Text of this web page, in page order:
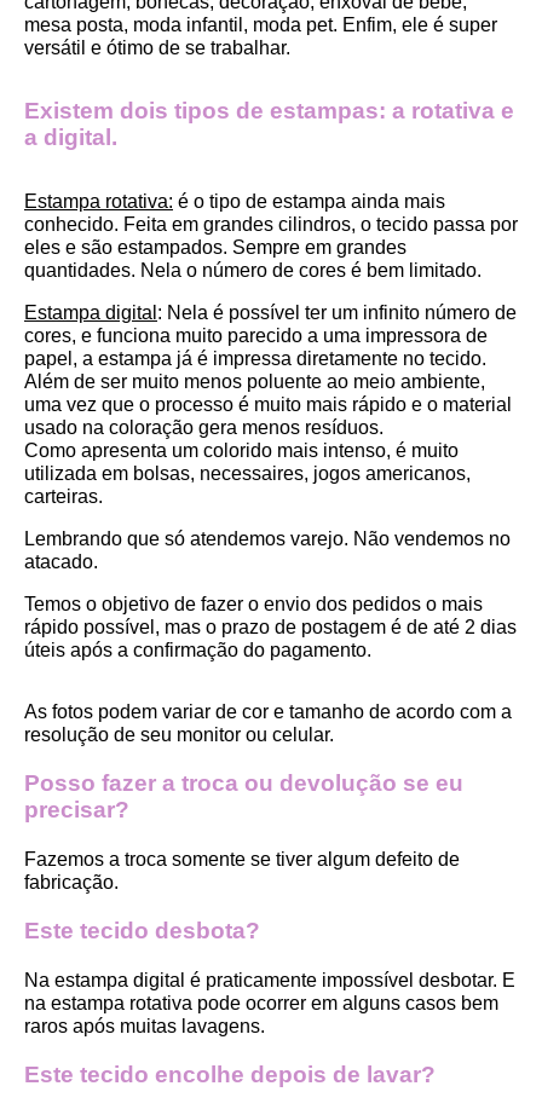
mesa posta, moda infantil, moda pet. Enfim, ele é super
versátil e ótimo de se trabalhar.
Existem dois tipos de estampas: a rotativa e
a digital.
Estampa rotativa: é o tipo de estampa ainda mais
conhecido. Feita em grandes cilindros, o tecido passa por
eles e são estampados. Sempre em grandes
quantidades. Nela o número de cores é bem limitado.
Estampa digital : Nela é possível ter um infinito número de
cores, e funciona muito parecido a uma impressora de
papel, a estampa já é impressa diretamente no tecido.
Além de ser muito menos poluente ao meio ambiente,
uma vez que o processo é muito mais rápido e o material
usado na coloração gera menos resíduos.
Como apresenta um colorido mais intenso, é muito
utilizada em bolsas, necessaires, jogos americanos,
carteiras.
Lembrando que só atendemos varejo. Não vendemos no
atacado.
Temos o objetivo de fazer o envio dos pedidos o mais
rápido possível, mas o prazo de postagem é de até 2 dias
úteis após a confirmação do pagamento.
As fotos podem variar de cor e tamanho de acordo com a
resolução de seu monitor ou celular.
Posso fazer a troca ou devolução se eu
precisar?
Fazemos a troca somente se tiver algum defeito de
fabricação.
Este tecido desbota?
Na estampa digital é praticamente impossível desbotar. E
na estampa rotativa pode ocorrer em alguns casos bem
raros após muitas lavagens.
Este tecido encolhe depois de lavar?